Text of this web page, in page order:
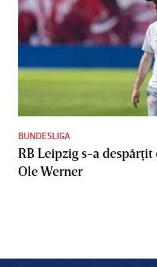
BUNDESLIGA
RB Leipzig s-a
Ole Werner